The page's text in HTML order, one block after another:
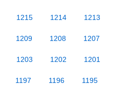
1215 1214 1213
1209 1208 1207
1203 1202 1201
1197 1196 1195